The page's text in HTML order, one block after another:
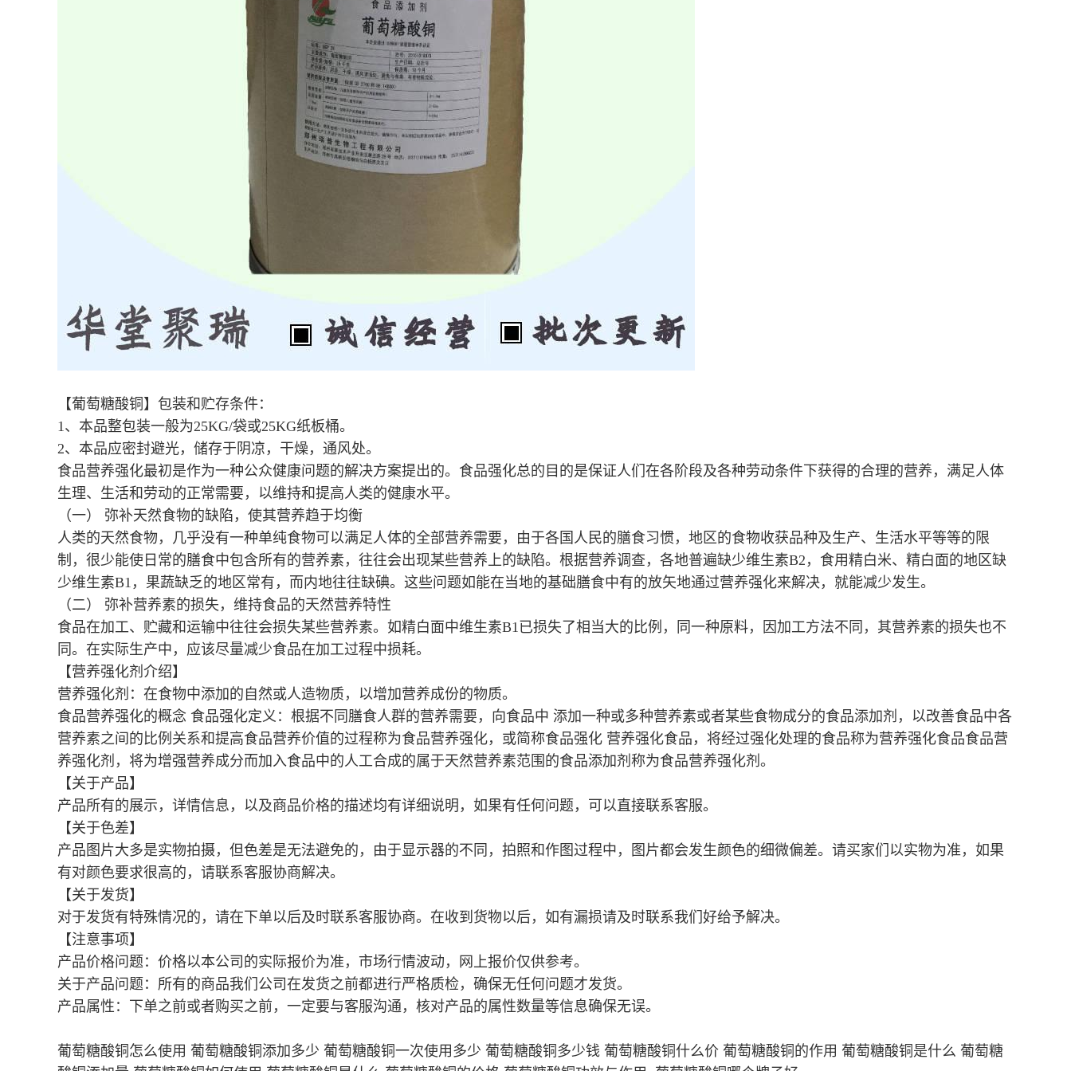
【葡萄糖酸铜】包装和贮存条件：
1、本品整包装一般为25KG/袋或25KG纸板桶。
2、本品应密封避光，储存于阴凉，干燥，通风处。
食品营养强化最初是作为一种公众健康问题的解决方案提出的。食品强化总的目的是保证人们在各阶段及各种劳动条件下获得的合理的营养，满足人体
生理、生活和劳动的正常需要，以维持和提高人类的健康水平。
（一） 弥补天然食物的缺陷，使其营养趋于均衡
人类的天然食物，几乎没有一种单纯食物可以满足人体的全部营养需要，由于各国人民的膳食习惯，地区的食物收获品种及生产、生活水平等等的限
制，很少能使日常的膳食中包含所有的营养素，往往会出现某些营养上的缺陷。根据营养调查，各地普遍缺少维生素B2，食用精白米、精白面的地区缺
少维生素B1，果蔬缺乏的地区常有，而内地往往缺碘。这些问题如能在当地的基础膳食中有的放矢地通过营养强化来解决，就能减少发生。
（二） 弥补营养素的损失，维持食品的天然营养特性
食品在加工、贮藏和运输中往往会损失某些营养素。如精白面中维生素B1已损失了相当大的比例，同一种原料，因加工方法不同，其营养素的损失也不
同。在实际生产中，应该尽量减少食品在加工过程中损耗。
【营养强化剂介绍】
营养强化剂：在食物中添加的自然或人造物质，以增加营养成份的物质。
食品营养强化的概念 食品强化定义：根据不同膳食人群的营养需要，向食品中 添加一种或多种营养素或者某些食物成分的食品添加剂，以改善食品中各
营养素之间的比例关系和提高食品营养价值的过程称为食品营养强化，或简称食品强化 营养强化食品，将经过强化处理的食品称为营养强化食品食品营
养强化剂，将为增强营养成分而加入食品中的人工合成的属于天然营养素范围的食品添加剂称为食品营养强化剂。
【关于产品】
产品所有的展示，详情信息，以及商品价格的描述均有详细说明，如果有任何问题，可以直接联系客服。
【关于色差】
产品图片大多是实物拍摄，但色差是无法避免的，由于显示器的不同，拍照和作图过程中，图片都会发生颜色的细微偏差。请买家们以实物为准，如果
有对颜色要求很高的，请联系客服协商解决。
【关于发货】
对于发货有特殊情况的，请在下单以后及时联系客服协商。在收到货物以后，如有漏损请及时联系我们好给予解决。
【注意事项】
产品价格问题：价格以本公司的实际报价为准，市场行情波动，网上报价仅供参考。
关于产品问题：所有的商品我们公司在发货之前都进行严格质检，确保无任何问题才发货。
产品属性：下单之前或者购买之前，一定要与客服沟通，核对产品的属性数量等信息确保无误。
葡萄糖酸铜怎么使用 葡萄糖酸铜添加多少 葡萄糖酸铜一次使用多少 葡萄糖酸铜多少钱 葡萄糖酸铜什么价 葡萄糖酸铜的作用 葡萄糖酸铜是什么 葡萄糖